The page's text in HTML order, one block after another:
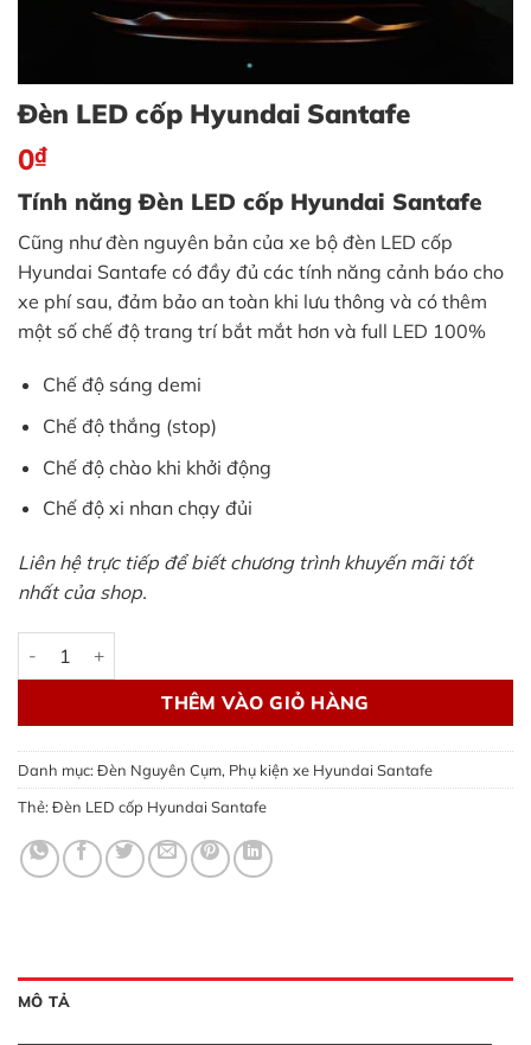
Đèn LED cốp Hyundai Santafe
0₫
Tính năng Đèn LED cốp Hyundai Santafe
Cũng như đèn nguyên bản của xe bộ đèn LED cốp
Hyundai Santafe có đầy đủ các tính năng cảnh báo cho
xe phí sau, đảm bảo an toàn khi lưu thông và có thêm
một số chế độ trang trí bắt mắt hơn và full LED 100%
Chế độ sáng demi
Chế độ thắng (stop)
Chế độ chào khi khởi động
Chế độ xi nhan chạy đủi
Liên hệ trực tiếp để biết chương trình khuyến mãi tốt
nhất của shop.
Đèn LED cốp Hyundai Santafe số lượng
THÊM VÀO GIỎ HÀNG
Danh mục: Đèn Nguyên Cụm, Phụ kiện xe Hyundai Santafe
Thẻ: Đèn LED cốp Hyundai Santafe
MÔ TẢ